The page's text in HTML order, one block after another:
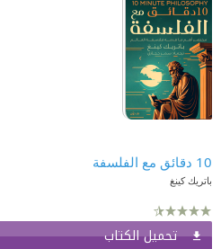
10 دقائق مع الفلسفة
باتريك كينغ
تحميل الكتاب